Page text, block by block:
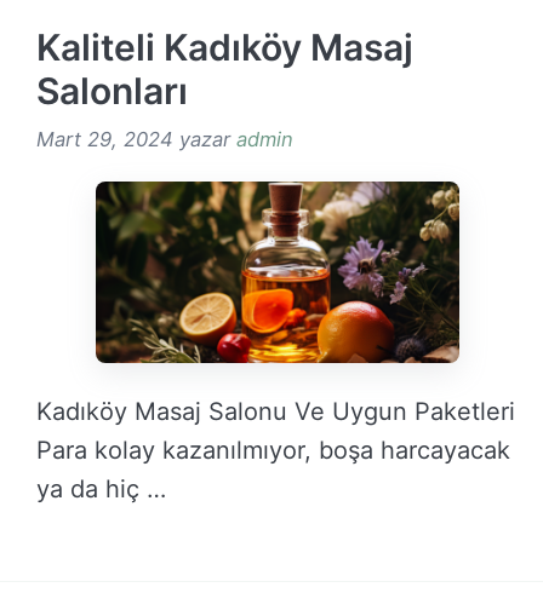
Kaliteli Kadıköy Masaj
Salonları
Mart 29, 2024 yazar admin
Kadıköy Masaj Salonu Ve Uygun Paketleri
Para kolay kazanılmıyor, boşa harcayacak
ya da hiç …